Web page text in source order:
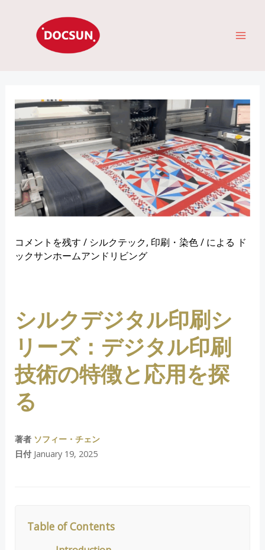
イ
ニ
ュ
ー
コメントを残す / シルクテック, 印刷・染色/ による ド
ックサンホームアンドリビング
シルクデジタル印刷シ
リーズ：デジタル印刷
技術の特徴と応用を探
る
著者 ソフィー・チェン
日付January 19, 2025
Table of Contents